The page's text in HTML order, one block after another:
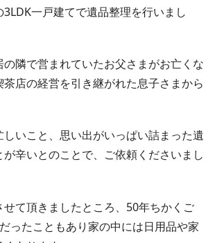
一戸建てで遺品整理を行いまし
隣で営まれていたお父さまがお亡くな
茶店の経営を引き継がれた息子さまから
いこと、思い出がいっぱい詰まった遺
辛いとのことで、ご依頼くださいまし
せて頂きましたところ、50年ちかくご
ったこともあり家の中には日用品や家